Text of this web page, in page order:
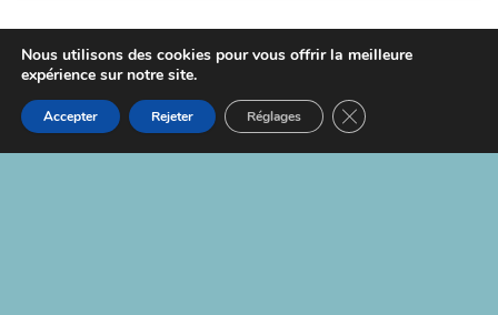
Fièrement propulsé par
Blog
Nous utilisons des cookies pour vous offrir la meilleure
expérience sur notre site.
Accepter Rejeter Réglages Fermer la bannière